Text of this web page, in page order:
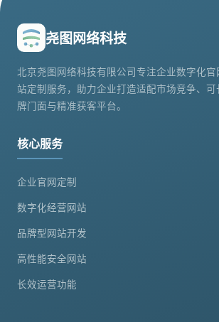
尧图网络科技
北京尧图网络科技有限公司专注企业数字化
站定制服务，助力企业打造适配市场竞争、
牌门面与精准获客平台。
核心服务
企业官网定制
数字化经营网站
品牌型网站开发
高性能安全网站
长效运营功能